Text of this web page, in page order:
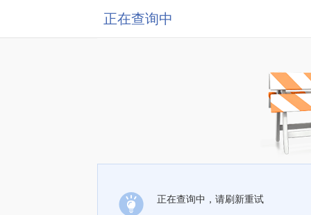
正在查询中
正在查询中，请刷新重试